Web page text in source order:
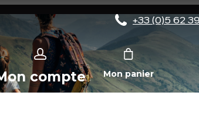
+33 (0)5 62
compte Mon panier